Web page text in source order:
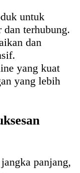
untuk
terhubung.
dan
yang kuat
yang lebih
panjang,